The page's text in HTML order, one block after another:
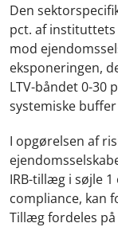
Den
pct. af
mod
eksponeringen,
LTV-båndet 0-30
systemiske
I opgørelsen af
IRB-tillæg i søjle
compliance, kan
Tillæg fordeles